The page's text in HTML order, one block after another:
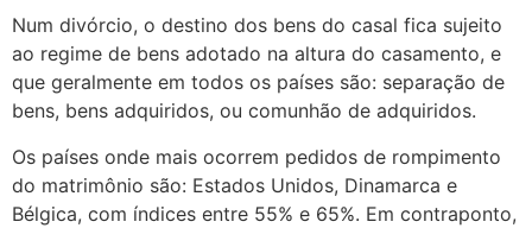
Num divórcio, o destino dos bens do casal fica sujeito
ao regime de bens adotado na altura do casamento, e
que geralmente em todos os países são: separação de
bens, bens adquiridos, ou comunhão de adquiridos.
Os países onde mais ocorrem pedidos de rompimento
do matrimônio são: Estados Unidos, Dinamarca e
Bélgica, com índices entre 55% e 65%. Em contraponto,